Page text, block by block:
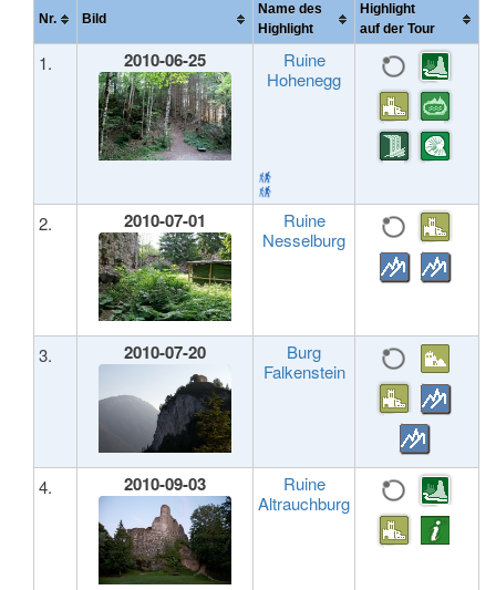
Nr. Bild
Name des
Highlight
Highlight
auf der Tour
1. 2010-06-25
Ruine
Hohenegg
2. 2010-07-01
Ruine
Nesselburg
3. 2010-07-20
Burg
Falkenstein
4. 2010-09-03
Ruine
Altrauchburg